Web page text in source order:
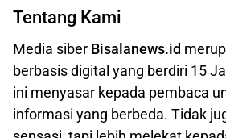
Tentang Kami
Media siber Bisalanews.id
berbasis digital yang berdiri 15
ini menyasar kepada pembaca
informasi yang berbeda. Tidak